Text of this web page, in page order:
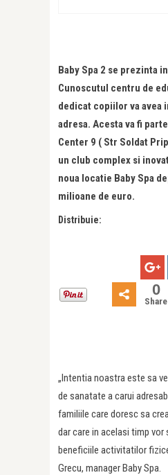
Baby Spa 2 se prezinta
Cunoscutul centru de
dedicat copiilor va avea
adresa. Acesta va fi
Center 9 ( Str Soldat
un club complex si
noua locatie Baby Spa
milioane de euro.
Distribuie:
0
Share
„Intentia noastra este sa
de sanatate a carui
familiile care doresc sa
dar care in acelasi timp vor
beneficiile activitatilor
Grecu, manager Baby Spa.